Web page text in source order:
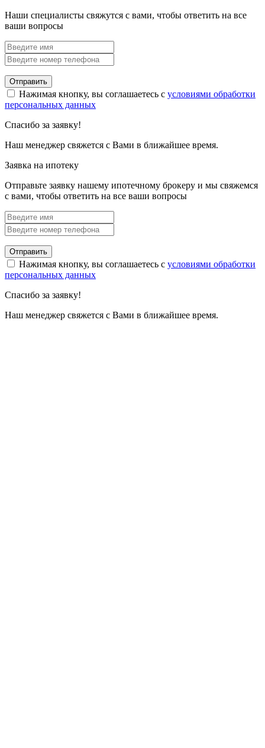
Наши специалисты свяжутся с вами, чтобы ответить на все
ваши вопросы
Отправить
Нажимая кнопку, вы соглашаетесь с условиями обработки
персональных данных
Спасибо за заявку!
Наш менеджер свяжется с Вами в ближайшее время.
Заявка на ипотеку
Отправьте заявку нашему ипотечному брокеру и мы свяжемся
с вами, чтобы ответить на все ваши вопросы
Отправить
Нажимая кнопку, вы соглашаетесь с условиями обработки
персональных данных
Спасибо за заявку!
Наш менеджер свяжется с Вами в ближайшее время.